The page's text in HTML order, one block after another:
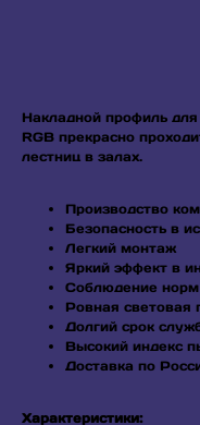
Накладной профиль
RGB прекрасно
лестниц в залах.
Производство
Безопасность в
Легкий монтаж
Яркий эффект в
Соблюдение
Ровная световая
Долгий срок
Высокий индекс
Доставка по
Характеристики: